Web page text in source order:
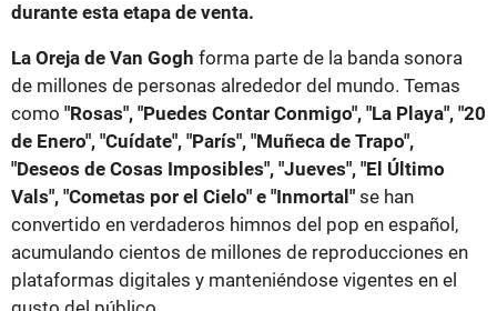
durante esta etapa de venta.
La Oreja de Van Gogh forma parte de la banda sonora
de millones de personas alrededor del mundo. Temas
como "Rosas", "Puedes Contar Conmigo", "La Playa", "20
de Enero", "Cuídate", "París", "Muñeca de Trapo",
"Deseos de Cosas Imposibles", "Jueves", "El Último
Vals", "Cometas por el Cielo" e "Inmortal" se han
convertido en verdaderos himnos del pop en español,
acumulando cientos de millones de reproducciones en
plataformas digitales y manteniéndose vigentes en el